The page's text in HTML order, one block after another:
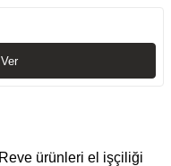
ürünleri el işçiliği